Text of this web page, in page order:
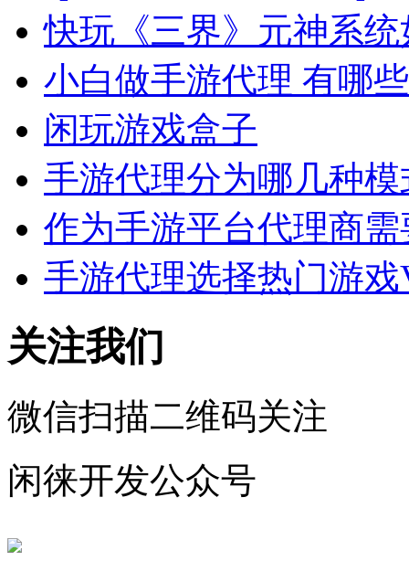
快玩《三界》元神系
小白做手游代理 有哪
闲玩游戏盒子
手游代理分为哪几种
作为手游平台代理商
手游代理选择热门游
关注我们
微信扫描二维码关注
闲徕开发公众号